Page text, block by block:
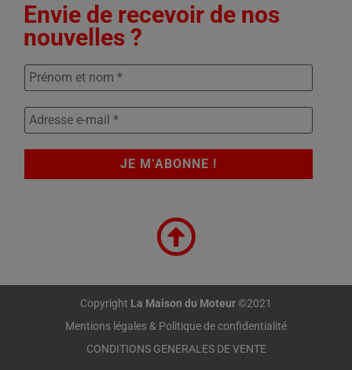
Envie de recevoir de nos
nouvelles ?
Copyright La Maison du Moteur©2021
Mentions légales & Politique de confidentialité
CONDITIONS GENERALES DE VENTE